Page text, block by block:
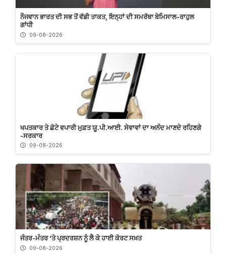
ਨੌਜਵਾਨ ਭਾਰਤ ਦੀ ਸਭ ਤੋਂ ਵੱਡੀ ਤਾਕਤ, ਇਨ੍ਹਾਂ ਦੀ ਸਮਰੱਥਾ ਬੇਮਿਸਾਲ-ਰਾਹੁਲ
ਗਾਂਧੀ
09-08-2026
ਖਪਤਕਾਰ ਤੇ ਛੋਟੇ ਵਪਾਰੀ ਮੁਫ਼ਤ ਯੂ.ਪੀ.ਆਈ. ਸੇਵਾਵਾਂ ਦਾ ਅਨੰਦ ਮਾਣਦੇ ਰਹਿਣਗੇ
-ਸਰਕਾਰ
09-08-2026
ਜੰਤਰ-ਮੰਤਰ ’ਤੇ ਪ੍ਰਦਰਸ਼ਨ ਨੂੰ ਲੈ ਕੇ ਹਾਈ ਕੋਰਟ ਸਖ਼ਤ
09-08-2026